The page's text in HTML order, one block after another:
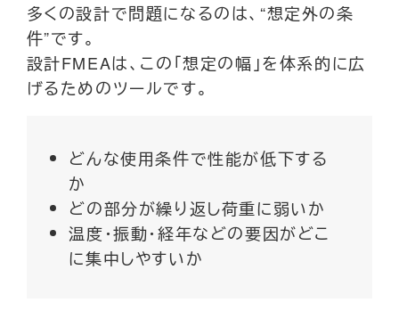
多くの設計で問題になるのは、“想定外の条
件”です。
設計FMEAは、この「想定の幅」を体系的に広
げるためのツールです。
どんな使用条件で性能が低下する
か
どの部分が繰り返し荷重に弱いか
温度・振動・経年などの要因がどこ
に集中しやすいか